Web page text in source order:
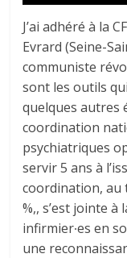
J’ai adhéré à la
Evrard (Seine-
communiste
sont les outils
quelques autres
coordination
psychiatriques
servir 5 ans à
coordination, au
%,, s’est jointe
infirmier∙es en
une